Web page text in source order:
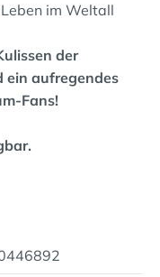
im Weltall
der
ein aufregendes
Fans!